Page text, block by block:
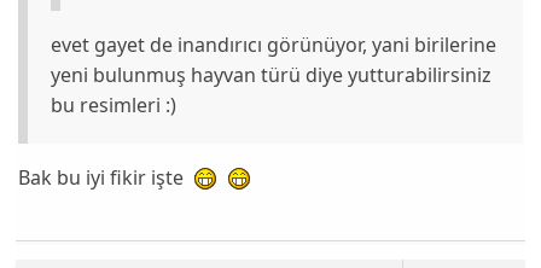
evet gayet de inandırıcı görünüyor, yani birilerine
yeni bulunmuş hayvan türü diye yutturabilirsiniz
bu resimleri :)
Bak bu iyi fikir işte